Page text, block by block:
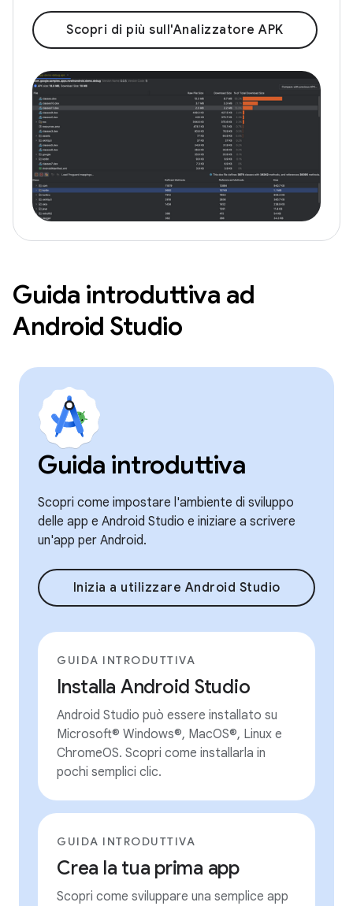
Scopri di più sull'Analizzatore APK
Guida introduttiva ad
Android Studio
Guida introduttiva
Scopri come impostare l'ambiente di sviluppo
delle app e Android Studio e iniziare a scrivere
un'app per Android.
Inizia a utilizzare Android Studio
GUIDA INTRODUTTIVA
Installa Android Studio
Android Studio può essere installato su
Microsoft® Windows®, MacOS®, Linux e
ChromeOS. Scopri come installarla in
pochi semplici clic.
GUIDA INTRODUTTIVA
Crea la tua prima app
Scopri come sviluppare una semplice app